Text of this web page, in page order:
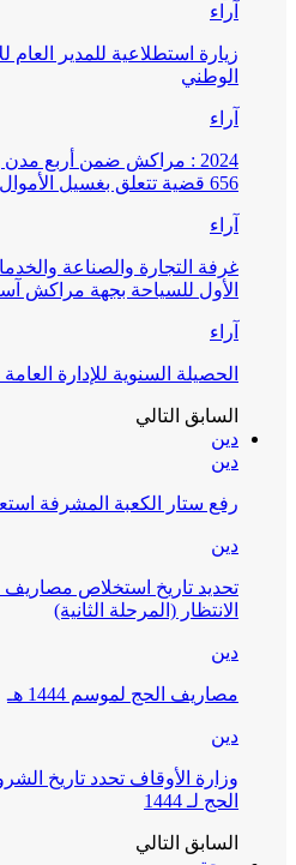
آراء
زيارة استطلاعية للمدير العام
الوطني
آراء
2024 : مراكش ضمن أربع
656 قضية تتعلق بغسيل الأموال
آراء
غرفة التجارة والصناعة
الأول للسياحة بجهة مراكش
آراء
الحصيلة السنوية للإدارة العامة
السابق التالي
دين
دين
رفع ستار الكعبة المشرفة
دين
تحديد تاريخ استخلاص مصاريف
الانتظار (المرحلة الثانية)
دين
مصاريف الحج لموسم 1444 هـ
دين
وزارة الأوقاف تحدد تاريخ
الحج لـ 1444
السابق التالي